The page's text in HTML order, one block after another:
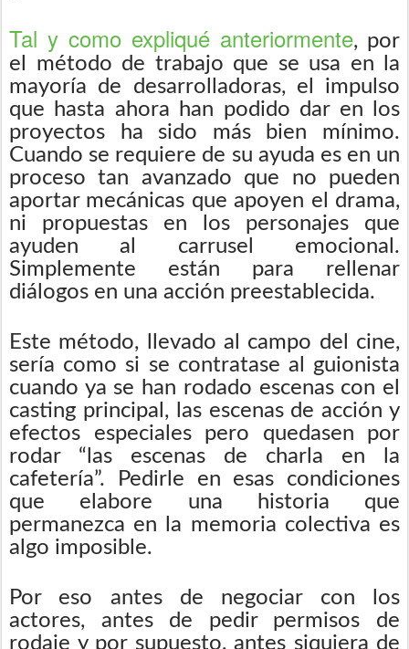
Tal y como expliqué anteriormente, por
el método de trabajo que se usa en la
mayoría de desarrolladoras, el impulso
que hasta ahora han podido dar en los
proyectos ha sido más bien mínimo.
Cuando se requiere de su ayuda es en un
proceso tan avanzado que no pueden
aportar mecánicas que apoyen el drama,
ni propuestas en los personajes que
ayuden al carrusel emocional.
Simplemente están para rellenar
diálogos en una acción preestablecida.
Este método, llevado al campo del cine,
sería como si se contratase al guionista
cuando ya se han rodado escenas con el
casting principal, las escenas de acción y
efectos especiales pero quedasen por
rodar “las escenas de charla en la
cafetería”. Pedirle en esas condiciones
que elabore una historia que
permanezca en la memoria colectiva es
algo imposible.
Por eso antes de negociar con los
actores, antes de pedir permisos de
rodaje y por supuesto, antes siquiera de